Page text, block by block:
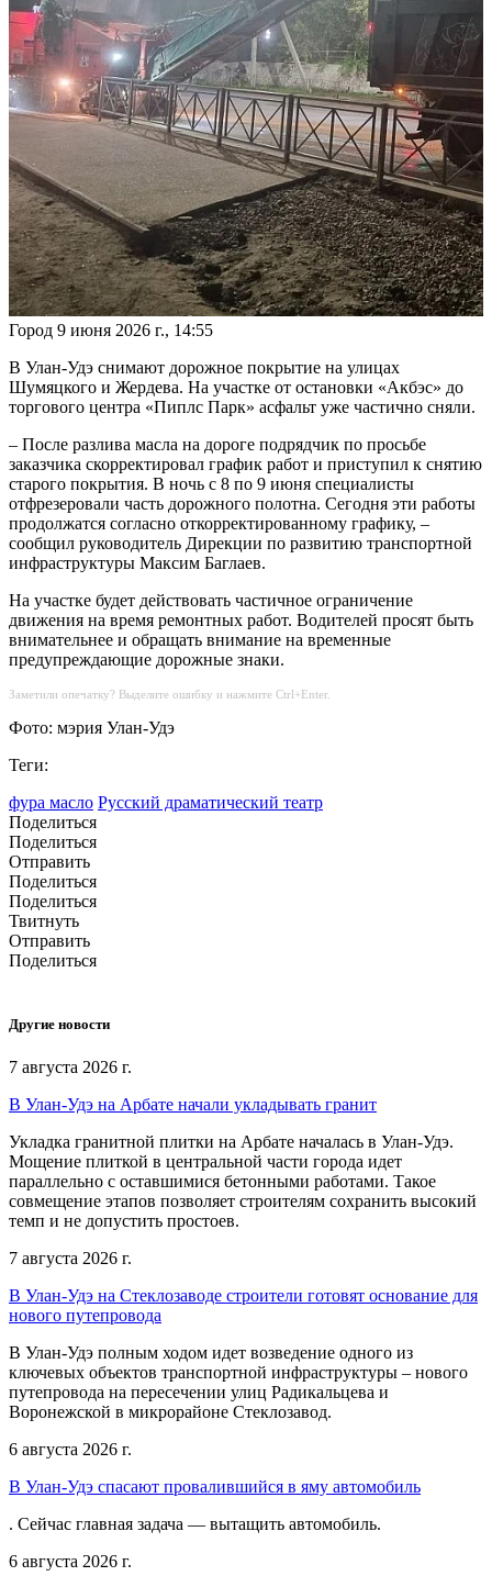
Город 9 июня 2026 г., 14:55
В Улан-Удэ снимают дорожное покрытие на улицах
Шумяцкого и Жердева. На участке от остановки «Акбэс» до
торгового центра «Пиплс Парк» асфальт уже частично сняли.
– После разлива масла на дороге подрядчик по просьбе
заказчика скорректировал график работ и приступил к снятию
старого покрытия. В ночь с 8 по 9 июня специалисты
отфрезеровали часть дорожного полотна. Сегодня эти работы
продолжатся согласно откорректированному графику, –
сообщил руководитель Дирекции по развитию транспортной
инфраструктуры Максим Баглаев.
На участке будет действовать частичное ограничение
движения на время ремонтных работ. Водителей просят быть
внимательнее и обращать внимание на временные
предупреждающие дорожные знаки.
Заметили опечатку? Выделите ошибку и нажмите Ctrl+Enter.
Фото: мэрия Улан-Удэ
Теги:
фура масло Русский драматический театр
Поделиться
Поделиться
Отправить
Поделиться
Поделиться
Твитнуть
Отправить
Поделиться
Другие новости
7 августа 2026 г.
В Улан-Удэ на Арбате начали укладывать гранит
Укладка гранитной плитки на Арбате началась в Улан-Удэ.
Мощение плиткой в центральной части города идет
параллельно с оставшимися бетонными работами. Такое
совмещение этапов позволяет строителям сохранить высокий
темп и не допустить простоев.
7 августа 2026 г.
В Улан-Удэ на Стеклозаводе строители готовят основание для
нового путепровода
В Улан-Удэ полным ходом идет возведение одного из
ключевых объектов транспортной инфраструктуры – нового
путепровода на пересечении улиц Радикальцева и
Воронежской в микрорайоне Стеклозавод.
6 августа 2026 г.
В Улан-Удэ спасают провалившийся в яму автомобиль
. Сейчас главная задача — вытащить автомобиль.
6 августа 2026 г.